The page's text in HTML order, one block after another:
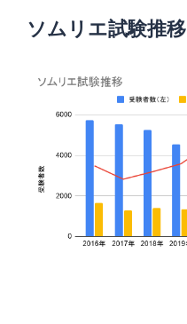
ソムリエ試験推移